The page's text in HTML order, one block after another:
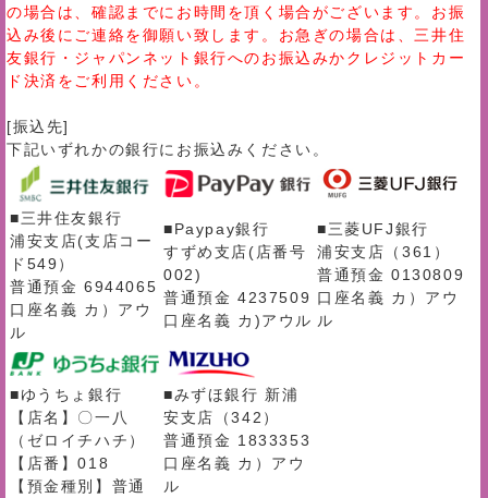
の場合は、確認までにお時間を頂く場合がございます。お振
込み後にご連絡を御願い致します。お急ぎの場合は、三井住
友銀行・ジャパンネット銀行へのお振込みかクレジットカー
ド決済をご利用ください。
[振込先]
下記いずれかの銀行にお振込みください。
■三井住友銀行
浦安支店(支店コー
ド549）
普通預金 6944065
口座名義 カ）アウ
ル
■Paypay銀行
すずめ支店(店番号
002)
普通預金 4237509
口座名義 カ)アウル
■三菱UFJ銀行
浦安支店（361）
普通預金 0130809
口座名義 カ）アウ
ル
■ゆうちょ銀行
【店名】〇一八
（ゼロイチハチ）
【店番】018
【預金種別】普通
■みずほ銀行 新浦
安支店（342）
普通預金 1833353
口座名義 カ）アウ
ル